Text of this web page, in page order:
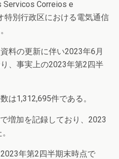
Servicos Correios e
特別行政区における電気通信
料の更新に伴い2023年6月
、事実上の2023年第2四半
は1,312,695件である。
増加を記録しており、2023
年第2四半期末時点で